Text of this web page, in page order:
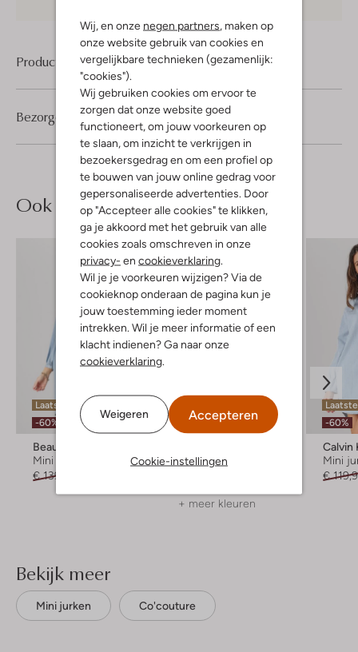
Wij, en onze negen partners , maken op
onze website gebruik van cookies en
vergelijkbare technieken (gezamenlijk:
"cookies").
Wij gebruiken cookies om ervoor te
zorgen dat onze website goed
functioneert, om jouw voorkeuren op
te slaan, om inzicht te verkrijgen in
bezoekersgedrag en om een profiel op
te bouwen van jouw online gedrag voor
gepersonaliseerde advertenties. Door
op "Accepteer alle cookies" te klikken,
ga je akkoord met het gebruik van alle
cookies zoals omschreven in onze
privacy- en cookieverklaring
Wil je je voorkeuren wijzigen? Via de
cookieknop onderaan de pagina kun je
jouw toestemming ieder moment
intrekken. Wil je meer informatie of een
klacht indienen? Ga naar onze
cookieverklaring
Weigeren Accepteren
Cookie-instellingen
Product informatie
Bezorgen & retourneren
Ook iets voor jou?
Laatste items
-60%
Beaumont
Mini jurk
€ 139,99
-60%
Mini jurk
+ meer kleuren
-60%
Calvin
Mini
€
Bekijk meer
Mini jurken Co'couture